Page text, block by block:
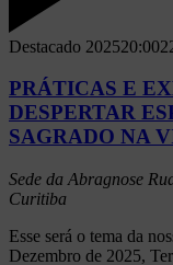
Destacado 202520:00
PRÁTICAS E
DESPERTAR
SAGRADO NA
Sede da Abragnose
Curitiba
Esse será o tema da
Dezembro de 2025,